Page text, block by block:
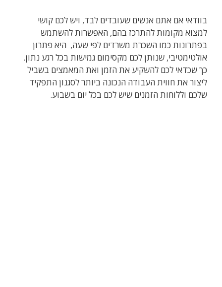
‏בוודאי אם אתם אנשים שעובדים לבד, ויש לכם קושי
למצוא מקומות להתרכז בהם, האפשרות להשתמש
בפתרונות כמו השכרת משרדים לפי שעה, ‏ ‏היא פתרון
אולטימטיבי, שנותן לכם מקסימום גמישות בכל רגע נתון.
כך שכדאי לכם להשקיע את הזמן ואת המאמצים בשביל
‏ליצור את חווית העבודה הנכונה ביותר לסגנון ‏התפקיד
שלכם וללוחות הזמנים שיש לכם בכל יום בשבוע.